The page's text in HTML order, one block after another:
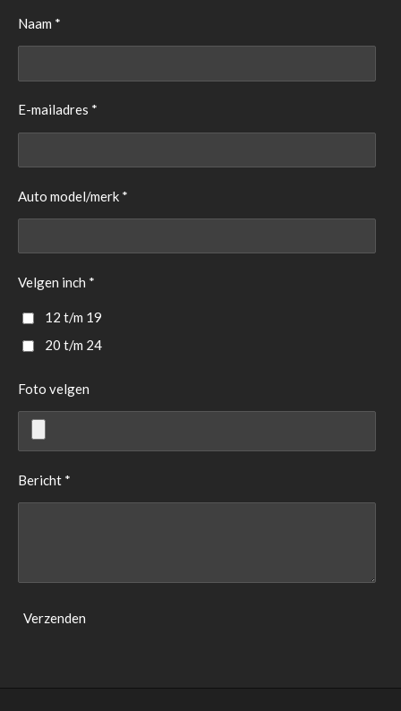
Naam *
E-mailadres *
Auto model/merk *
Velgen inch *
12 t/m 19
20 t/m 24
Foto velgen
Bericht *
Verzenden